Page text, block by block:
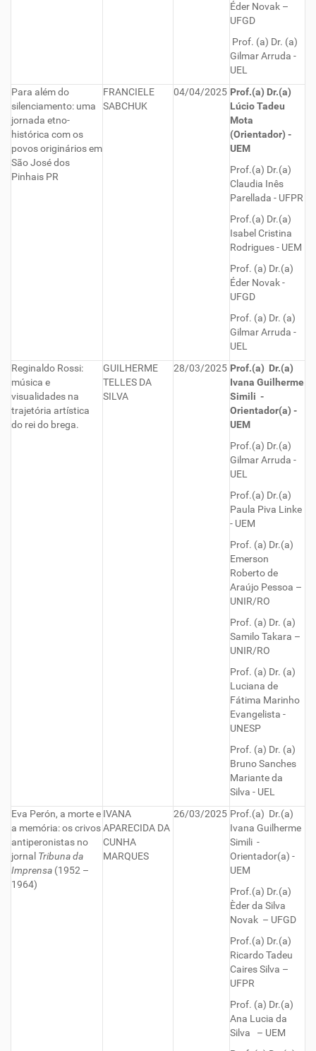
Éder Novak –
UFGD
Prof. (a) Dr. (a)
Gilmar Arruda -
UEL
Para além do
silenciamento: uma
jornada etno-
histórica com os
povos originários em
São José dos
Pinhais PR
FRANCIELE
SABCHUK
04/04/2025 Prof.(a) Dr.(a)
Lúcio Tadeu
Mota
(Orientador) -
UEM
Prof.(a) Dr.(a)
Claudia Inês
Parellada - UFPR
Prof.(a) Dr.(a)
Isabel Cristina
Rodrigues - UEM
Prof. (a) Dr.(a)
Éder Novak -
UFGD
Prof. (a) Dr. (a)
Gilmar Arruda -
UEL
Reginaldo Rossi:
música e
visualidades na
trajetória artística
do rei do brega.
GUILHERME
TELLES DA
SILVA
28/03/2025 Prof.(a) Dr.(a)
Ivana Guilherme
Simili -
Orientador(a) -
UEM
Prof.(a) Dr.(a)
Gilmar Arruda -
UEL
Prof.(a) Dr.(a)
Paula Piva Linke
- UEM
Prof. (a) Dr.(a)
Emerson
Roberto de
Araújo Pessoa –
UNIR/RO
Prof. (a) Dr. (a)
Samilo Takara –
UNIR/RO
Prof. (a) Dr. (a)
Luciana de
Fátima Marinho
Evangelista -
UNESP
Prof. (a) Dr. (a)
Bruno Sanches
Mariante da
Silva - UEL
Eva Perón, a morte e
a memória: os crivos
antiperonistas no
jornal Tribuna da
Imprensa (1952 –
1964)
IVANA
APARECIDA DA
CUNHA
MARQUES
26/03/2025 Prof.(a) Dr.(a)
Ivana Guilherme
Simili -
Orientador(a) -
UEM
Prof.(a) Dr.(a)
Èder da Silva
Novak – UFGD
Prof.(a) Dr.(a)
Ricardo Tadeu
Caires Silva –
UFPR
Prof. (a) Dr.(a)
Ana Lucia da
Silva – UEM